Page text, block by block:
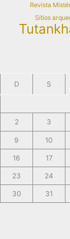
Revista
Sítios
D S
2 3
9 10
16 17
23 24
30 31